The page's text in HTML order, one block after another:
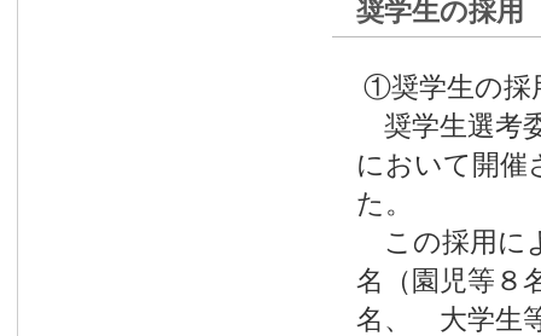
奨学生の採用
①奨学生の採
奨学生選考
において開催
た。
この採用に
名（園児等８
名、 大学生